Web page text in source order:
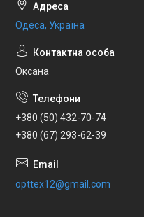
Одеса, Україна
Оксана
+380 (50) 432-70-74
+380 (67) 293-62-39
opttex12@gmail.com